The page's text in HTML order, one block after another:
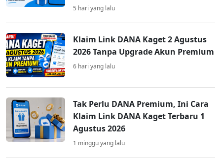
5 hari yang lalu
Klaim Link DANA Kaget 2 Agustus
2026 Tanpa Upgrade Akun Premium
6 hari yang lalu
Tak Perlu DANA Premium, Ini Cara
Klaim Link DANA Kaget Terbaru 1
Agustus 2026
1 minggu yang lalu